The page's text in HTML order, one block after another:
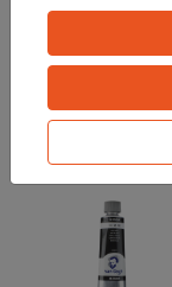
¡Este